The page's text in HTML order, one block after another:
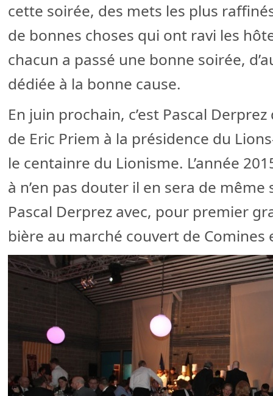
cette soirée, des mets les plus
de bonnes choses qui ont ravi les
chacun a passé une bonne soirée,
dédiée à la bonne cause.
En juin prochain, c’est Pascal
de Eric Priem à la présidence du
le centainre du Lionisme. L’année
à n’en pas douter il en sera de
Pascal Derprez avec, pour premier
bière au marché couvert de